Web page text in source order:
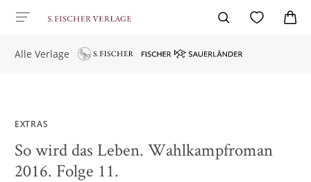
Alle Verlage
EXTRAS
So wird das Leben. Wahlkampfroman
2016. Folge 11.